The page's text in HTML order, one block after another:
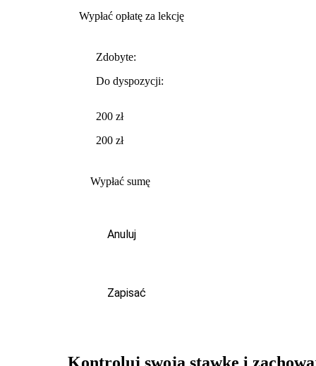
Wypłać opłatę za lekcję
Zdobyte:
Do dyspozycji:
200 zł
200 zł
Wypłać sumę
Anuluj
Zapisać